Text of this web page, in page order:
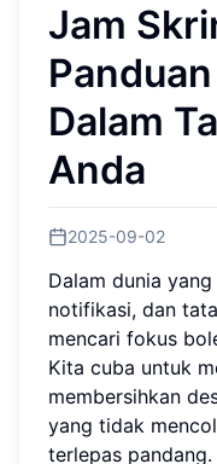
Jam
Dalam
Anda
2025-09-02
Dalam dunia
notifikasi, dan
mencari fokus
Kita cuba untuk
membersihkan
yang tidak
terlepas